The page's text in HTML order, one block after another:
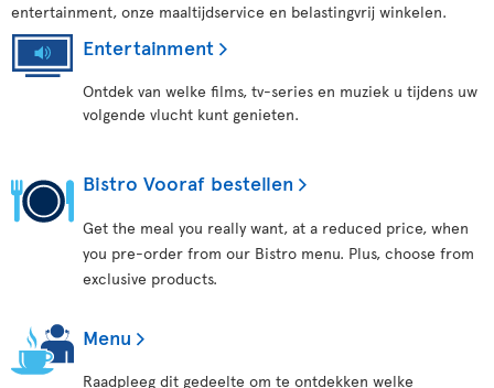
entertainment, onze maaltijdservice en belastingvrij winkelen.
Entertainment
Ontdek van welke films, tv-series en muziek u tijdens uw
volgende vlucht kunt genieten.
Bistro Vooraf bestellen
Get the meal you really want, at a reduced price, when
you pre-order from our Bistro menu. Plus, choose from
exclusive products.
Menu
Raadpleeg dit gedeelte om te ontdekken welke